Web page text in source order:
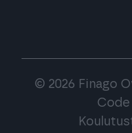
© 2026 Finago